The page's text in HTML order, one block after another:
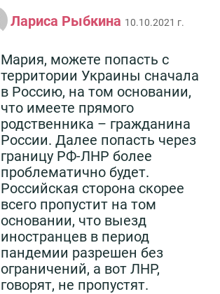
Лариса Рыбкина 10.10.2021 г.
Мария, можете попасть с
территории Украины сначала
в Россию, на том основании,
что имеете прямого
родственника – гражданина
России. Далее попасть через
границу РФ-ЛНР более
проблематично будет.
Российская сторона скорее
всего пропустит на том
основании, что выезд
иностранцев в период
пандемии разрешен без
ограничений, а вот ЛНР,
говорят, не пропустят.